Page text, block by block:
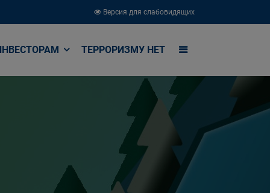
Версия для слабовидящих
ТЕРРОРИЗМУ НЕТ